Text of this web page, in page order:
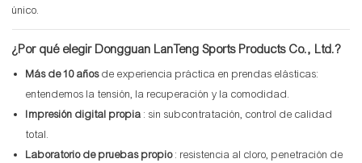
único.
¿Por qué elegir Dongguan LanTeng Sports Products Co., Ltd.?
Más de 10 añosde experiencia práctica en prendas elásticas:
entendemos la tensión, la recuperación y la comodidad.
Impresión digital propia : sin subcontratación, control de calidad
total.
Laboratorio de pruebas propio: resistencia al cloro, penetración de